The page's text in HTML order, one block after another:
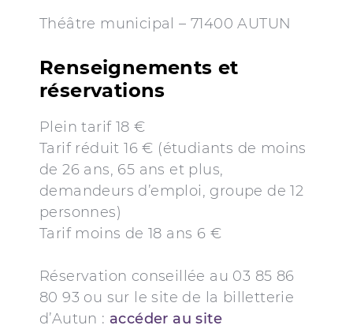
Théâtre municipal – 71400 AUTUN
Renseignements et
réservations
Plein tarif 18 €
Tarif réduit 16 € (étudiants de moins
de 26 ans, 65 ans et plus,
demandeurs d’emploi, groupe de 12
personnes)
Tarif moins de 18 ans 6 €
Réservation conseillée au 03 85 86
80 93 ou sur le site de la billetterie
d’Autun : accéder au site